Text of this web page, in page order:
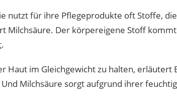
nutzt für ihre Pflegeprodukte oft Stoffe,
Milchsäure. Der körpereigene Stoff
.
Haut im Gleichgewicht zu halten,
Milchsäure sorgt aufgrund ihrer